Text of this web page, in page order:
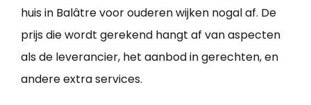
huis in Balâtre voor ouderen wijken nogal af. De
prijs die wordt gerekend hangt af van aspecten
als de leverancier, het aanbod in gerechten, en
andere extra services.